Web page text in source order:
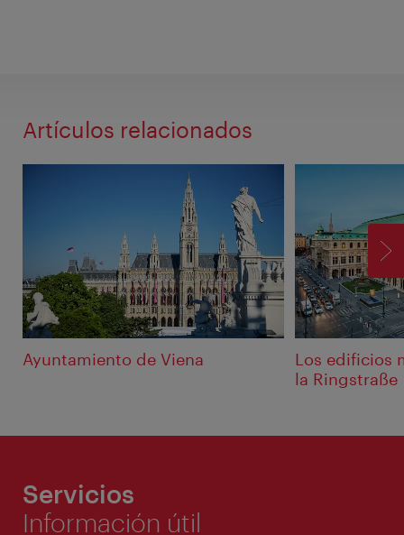
Artículos relacionados
Ayuntamiento de Viena
Los edificios
la Ringstraße
Servicios
Información útil